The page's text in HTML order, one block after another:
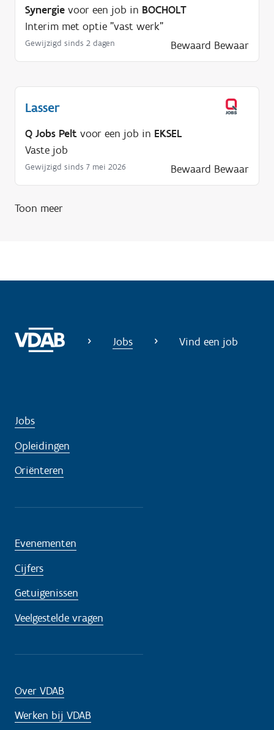
o
i
Synergie voor een job in BOCHOLT
Interim met optie "vast werk"
Gewijzigd sinds 2 dagen Bewaard Bewaar
Lasser
Q Jobs Pelt voor een job in EKSEL
Vaste job
Gewijzigd sinds 7 mei 2026 Bewaard Bewaar
Toon meer
Jobs Vind een job
Jobs
Opleidingen
Oriënteren
Evenementen
Cijfers
Getuigenissen
Veelgestelde vragen
Over VDAB
Werken bij VDAB